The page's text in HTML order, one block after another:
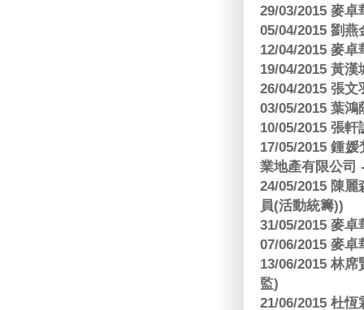
29/03/2015 麥
05/04/2015 劉
12/04/2015 麥
19/04/2015 黃
26/04/2015 張
03/05/2015 葉
10/05/2015 張
17/05/2015 鍾
業地產有限公司
24/05/2015 陳
員(活動統籌))
31/05/2015 麥
07/06/2015 麥
13/06/2015 林
監)
21/06/2015 杜